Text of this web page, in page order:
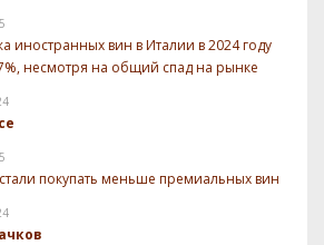
иностранных вин в Италии в 2024 году
несмотря на общий спад на рынке
покупать меньше премиальных вин